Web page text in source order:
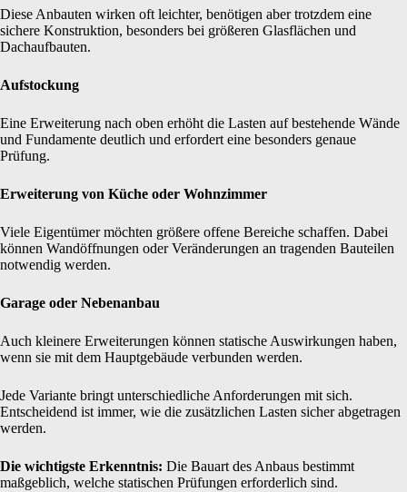
Diese Anbauten wirken oft leichter, benötigen aber trotzdem eine
sichere Konstruktion, besonders bei größeren Glasflächen und
Dachaufbauten.
Aufstockung
Eine Erweiterung nach oben erhöht die Lasten auf bestehende Wände
und Fundamente deutlich und erfordert eine besonders genaue
Prüfung.
Erweiterung von Küche oder Wohnzimmer
Viele Eigentümer möchten größere offene Bereiche schaffen. Dabei
können Wandöffnungen oder Veränderungen an tragenden Bauteilen
notwendig werden.
Garage oder Nebenanbau
Auch kleinere Erweiterungen können statische Auswirkungen haben,
wenn sie mit dem Hauptgebäude verbunden werden.
Jede Variante bringt unterschiedliche Anforderungen mit sich.
Entscheidend ist immer, wie die zusätzlichen Lasten sicher abgetragen
werden.
Die wichtigste Erkenntnis: Die Bauart des Anbaus bestimmt
maßgeblich, welche statischen Prüfungen erforderlich sind.